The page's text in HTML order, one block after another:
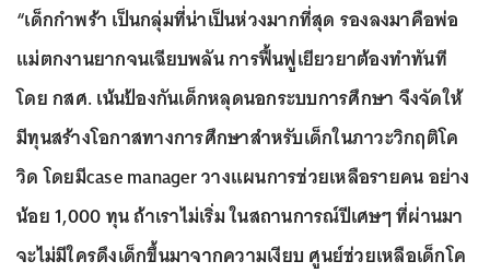
“เด็กกำพร้า เป็นกลุ่มที่น่าเป็นห่วงมากที่สุด รองลงมาคือพ่อ
แม่ตกงานยากจนเฉียบพลัน การฟื้นฟูเยียวยาต้องทำทันที
โดย กสศ. เน้นป้องกันเด็กหลุดนอกระบบการศึกษา จึงจัดให้
มีทุนสร้างโอกาสทางการศึกษาสำหรับเด็กในภาวะวิกฤติโค
วิด โดยมีcase manager วางแผนการช่วยเหลือรายคน อย่าง
น้อย 1,000 ทุน ถ้าเราไม่เริ่ม ในสถานการณ์ปีเศษๆ ที่ผ่านมา
จะไม่มีใครดึงเด็กขึ้นมาจากความเงียบ ศูนย์ช่วยเหลือเด็กโค